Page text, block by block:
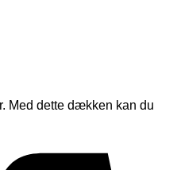
Med dette dækken kan du